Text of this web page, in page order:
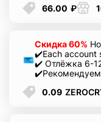
66.00 ₽
Скидка 60%
✔️Each account
✔️ Отлёжка 6-
✔️Рекомендуем
0.09